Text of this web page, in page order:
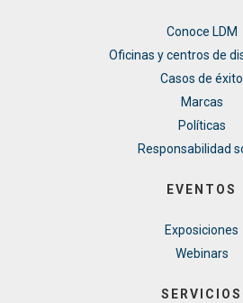
Conoce LDM
Oficinas y centros de
Casos de éxito
Marcas
Políticas
Responsabilidad
EVENTOS
Exposiciones
Webinars
SERVICIOS